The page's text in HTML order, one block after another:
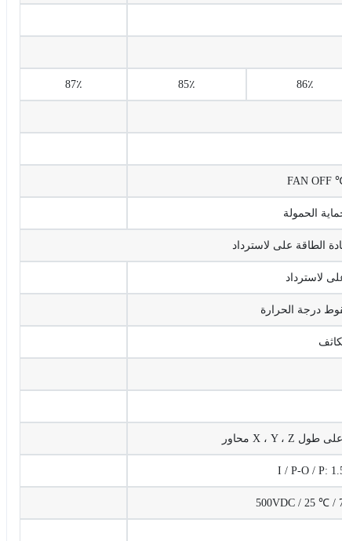
86٪ 85٪ 87٪
I / P-O / P: